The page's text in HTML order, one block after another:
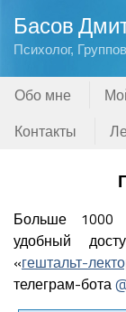
Басов
Психолог,
Обо мне
Контакты
Больше 1000
удобный
«гештальт-
телеграм-бота